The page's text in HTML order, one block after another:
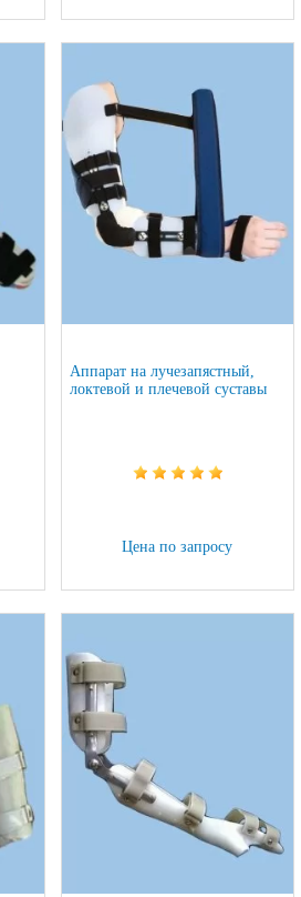
Аппарат на лучезапястный,
локтевой и плечевой суставы
Цена по запросу